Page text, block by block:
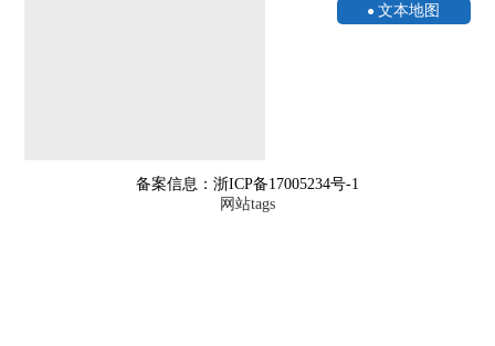
文本地图
备案信息：浙ICP备17005234号-1
网站tags